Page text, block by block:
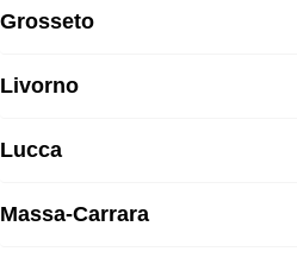
Grosseto
Livorno
Lucca
Massa-Carrara